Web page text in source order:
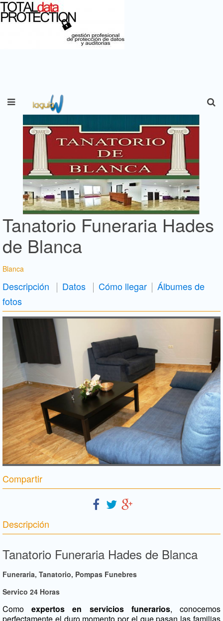
Tanatorio Funeraria Hades
de Blanca
Blanca
Descripción Datos Cómo llegar
Álbumes de
fotos
Compartir
Descripción
Tanatorio Funeraria Hades de Blanca
Funeraria, Tanatorio, Pompas Funebres
Servico 24 Horas
Comoexpertos en servicios funerarios, conocemos
perfectamente el duro momento por el que pasan las familias